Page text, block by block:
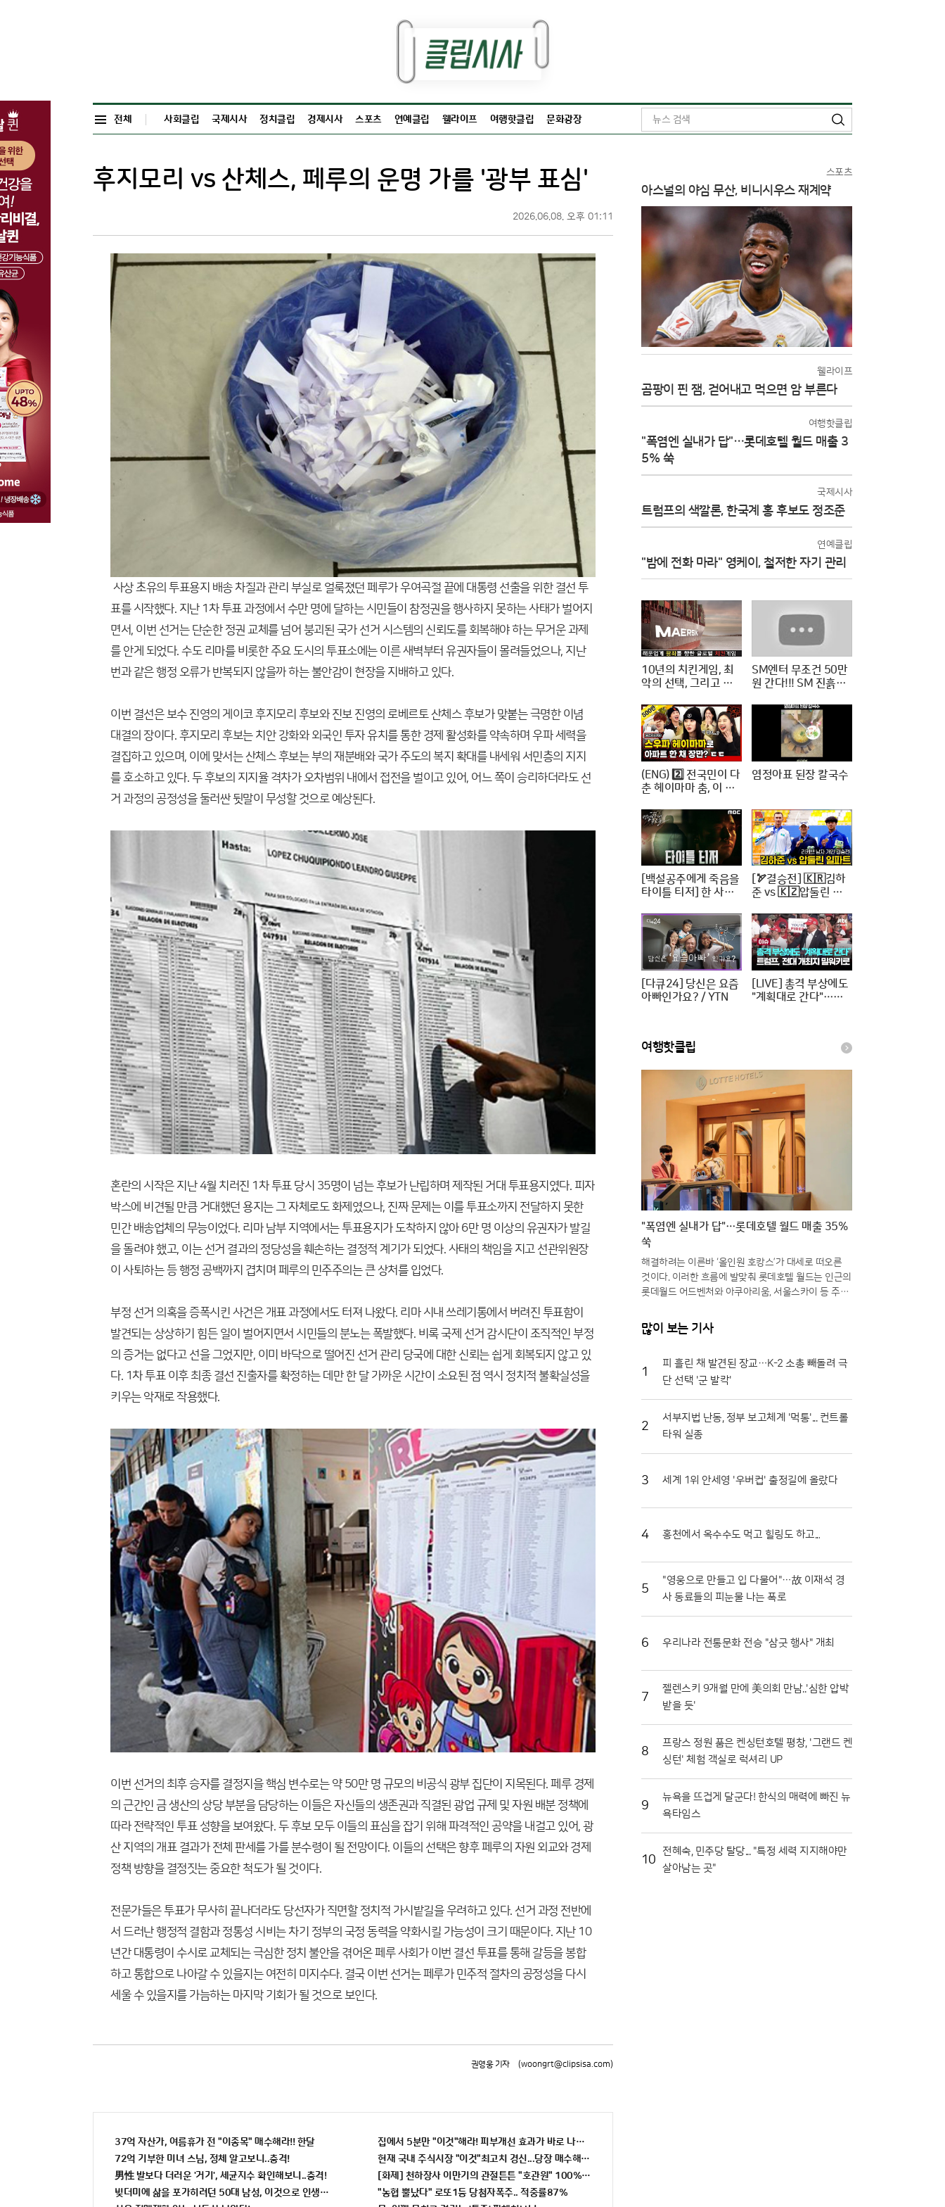
검
색
전체 사회클립 국제시사 정치클립 경제시사 스포츠 연예클립 웰라이프 여행핫클립 문화광장
후지모리 vs 산체스, 페루의 운명 가를 '광부 표심'
2026.06.08. 오후 01:11
사상 초유의 투표용지 배송 차질과 관리 부실로 얼룩졌던 페루가 우여곡절 끝에 대통령 선출을 위한 결선 투
표를 시작했다. 지난 1차 투표 과정에서 수만 명에 달하는 시민들이 참정권을 행사하지 못하는 사태가 벌어지
면서, 이번 선거는 단순한 정권 교체를 넘어 붕괴된 국가 선거 시스템의 신뢰도를 회복해야 하는 무거운 과제
를 안게 되었다. 수도 리마를 비롯한 주요 도시의 투표소에는 이른 새벽부터 유권자들이 몰려들었으나, 지난
번과 같은 행정 오류가 반복되지 않을까 하는 불안감이 현장을 지배하고 있다.
이번 결선은 보수 진영의 게이코 후지모리 후보와 진보 진영의 로베르토 산체스 후보가 맞붙는 극명한 이념
대결의 장이다. 후지모리 후보는 치안 강화와 외국인 투자 유치를 통한 경제 활성화를 약속하며 우파 세력을
결집하고 있으며, 이에 맞서는 산체스 후보는 부의 재분배와 국가 주도의 복지 확대를 내세워 서민층의 지지
를 호소하고 있다. 두 후보의 지지율 격차가 오차범위 내에서 접전을 벌이고 있어, 어느 쪽이 승리하더라도 선
거 과정의 공정성을 둘러싼 뒷말이 무성할 것으로 예상된다.
혼란의 시작은 지난 4월 치러진 1차 투표 당시 35명이 넘는 후보가 난립하며 제작된 거대 투표용지였다. 피자
박스에 비견될 만큼 거대했던 용지는 그 자체로도 화제였으나, 진짜 문제는 이를 투표소까지 전달하지 못한
민간 배송업체의 무능이었다. 리마 남부 지역에서는 투표용지가 도착하지 않아 6만 명 이상의 유권자가 발길
을 돌려야 했고, 이는 선거 결과의 정당성을 훼손하는 결정적 계기가 되었다. 사태의 책임을 지고 선관위원장
이 사퇴하는 등 행정 공백까지 겹치며 페루의 민주주의는 큰 상처를 입었다.
부정 선거 의혹을 증폭시킨 사건은 개표 과정에서도 터져 나왔다. 리마 시내 쓰레기통에서 버려진 투표함이
발견되는 상상하기 힘든 일이 벌어지면서 시민들의 분노는 폭발했다. 비록 국제 선거 감시단이 조직적인 부정
의 증거는 없다고 선을 그었지만, 이미 바닥으로 떨어진 선거 관리 당국에 대한 신뢰는 쉽게 회복되지 않고 있
다. 1차 투표 이후 최종 결선 진출자를 확정하는 데만 한 달 가까운 시간이 소요된 점 역시 정치적 불확실성을
키우는 악재로 작용했다.
이번 선거의 최후 승자를 결정지을 핵심 변수로는 약 50만 명 규모의 비공식 광부 집단이 지목된다. 페루 경제
의 근간인 금 생산의 상당 부분을 담당하는 이들은 자신들의 생존권과 직결된 광업 규제 및 자원 배분 정책에
따라 전략적인 투표 성향을 보여왔다. 두 후보 모두 이들의 표심을 잡기 위해 파격적인 공약을 내걸고 있어, 광
산 지역의 개표 결과가 전체 판세를 가를 분수령이 될 전망이다. 이들의 선택은 향후 페루의 자원 외교와 경제
정책 방향을 결정짓는 중요한 척도가 될 것이다.
전문가들은 투표가 무사히 끝나더라도 당선자가 직면할 정치적 가시밭길을 우려하고 있다. 선거 과정 전반에
서 드러난 행정적 결함과 정통성 시비는 차기 정부의 국정 동력을 약화시킬 가능성이 크기 때문이다. 지난 10
년간 대통령이 수시로 교체되는 극심한 정치 불안을 겪어온 페루 사회가 이번 결선 투표를 통해 갈등을 봉합
하고 통합으로 나아갈 수 있을지는 여전히 미지수다. 결국 이번 선거는 페루가 민주적 절차의 공정성을 다시
세울 수 있을지를 가늠하는 마지막 기회가 될 것으로 보인다.
권영웅 기자 (woongrt@clipsisa.com)
37억 자산가, 여름휴가 전 "이종목" 매수해라!! 한달
72억 기부한 미녀 스님, 정체 알고보니..충격!
男性 발보다 더러운 '거기', 세균지수 확인해보니..충격!
빚더미에 삶을 포가히려던 50대 남성, 이것으로 인생역전
집에서 5분만 "이것"해라! 피부개선 효과가 바로 나타난다!!
현재 국내 주식시장 "이것"최고치 경신...당장 매수해라!!
[화제] 천하장사 이만기의 관절튼튼 "호관원" 100%당첨 혜택 난리나!!
"농협 뿔났다" 로또1등 당첨자폭주.. 적중률87%
스포츠
아스널의 야심 무산, 비니시우스 재계약
웰라이프
곰팡이 핀 잼, 걷어내고 먹으면 암 부른다
여행핫클립
"폭염엔 실내가 답"…롯데호텔 월드 매출 3
5% 쑥
국제시사
트럼프의 색깔론, 한국계 홍 후보도 정조준
연예클립
"밤에 전화 마라" 영케이, 철저한 자기 관리
10년의 치킨게임, 최
악의 선택, 그리고 한
SM엔터 무조건 50만
원 간다!!! SM 진흙탕
(ENG) 2️⃣ 전국민이 다
춘 헤이마마 춤, 이 정
아파트 한 채는 마련하
셨겠지? (순수한 궁금
증) / [문명특급 EP.22
2-2]
염정아표 된장 칼국수
[백설공주에게 죽음을
타이틀 티저] 한 사람
가뜨린 살인사건, MB
C 240816 방송
[🏹결승전] 🇰🇷김하
준 vs 🇰🇿압둘린 일
인 [2024 WAA 아시
아컵 3차 양궁대회]
[다큐24] 당신은 요즘
아빠인가요? / YTN
[LIVE] 총격 부상에도
"계획대로 간다"…트
여행핫클립
"폭염엔 실내가 답"…롯데호텔 월드 매출 35%
쑥
해결하려는 이른바 ‘올인원 호캉스’가 대세로 떠오른
것이다. 이러한 흐름에 발맞춰 롯데호텔 월드는 인근의
롯데월드 어드벤처와 아쿠아리움, 서울스카이 등 주요
이며 여름 휴가객 유치에 총력을 기울이고 있다. 날씨
의 제약 없이 잠실의 랜드마크를 즐길 수 있다는 점이
고 있다.이번 시즌의 주력 상품인 ‘액티비티 인 월드’ 패
키지는 안락한 객실 1박과 함께 롯데월드 아쿠아리움
투숙을 선호하는 고객들을 위해 2박 이상 이용 시 롯데
월드 어드벤처 종합이용권과 라세느 조식 뷔페 혜택을
추가로 제공하는 등 혜택의 폭을 넓혔다. 실제로 해당
패키지의 지난 7월 매출은 전년 동기 대비 35%가량 상
측은 이러한 인기에 힘입어 해당 상품을 연말까지 상시
다. 롯데호텔 월드는 호텔 내부에서 어드벤처로 곧장
패키지를 이용할 경우 인원수에 맞춰 2인형 또는 3인
형을 선택할 수 있어 가족은 물론 친구나 연인 단위 고
객까지 폭넓게 수용 가능하다. 호텔 밖으로 나가지 않
고도 놀이시설을 즐길 수 있다는 점은 무더운 여름철
선택지가 되고 있다.놀이기구 대기 시간을 아끼고 싶은
결합권과 원더밴드를 포함해 대기 없이 인기 시설을 이
용할 수 있도록 돕는다. 원더밴드는 원더도어 전용 키
게 사용할 수 있다. 또한 회전목마 앞 기념사진 촬영권
이 포함된 포토 결합권 패키지도 선택 가능해, 특별한
추억을 남기고자 하는 젊은 층의 호응이 이어지고 있
다.여기에 투숙객만을 위한 전용 혜택인 ‘원더찬스’와
‘원더타임’은 이번 패키지의 가치를 더욱 높여준다. 어
드벤처 연계 패키지 이용객은 투숙 기간 중 한 차례 재
정식 개장 시간보다 15분 먼저 입장할 수 있는 원더타
임 제도를 시행해, 혼잡한 시간을 피해 여유롭게 테마
많이 보는 기사
1
피 흘린 채 발견된 장교…K-2 소총 빼돌려 극
단 선택 '군 발칵'
2
서부지법 난동, 정부 보고체계 '먹통'... 컨트롤
타워 실종
3 세계 1위 안세영 '우버컵' 출정길에 올랐다
4 홍천에서 옥수수도 먹고 힐링도 하고...
5
"영웅으로 만들고 입 다물어"…故 이재석 경
사 동료들의 피눈물 나는 폭로
6 우리나라 전통문화 전승 "삼굿 행사" 개최
7
젤렌스키 9개월 만에 美의회 만남..'심한 압박
받을 듯'
8
프랑스 정원 품은 켄싱턴호텔 평창, '그랜드 켄
싱턴' 체험 객실로 럭셔리 UP
9
뉴욕을 뜨겁게 달군다! 한식의 매력에 빠진 뉴
욕타임스
10
전혜숙, 민주당 탈당... "특정 세력 지지해야만
살아남는 곳"